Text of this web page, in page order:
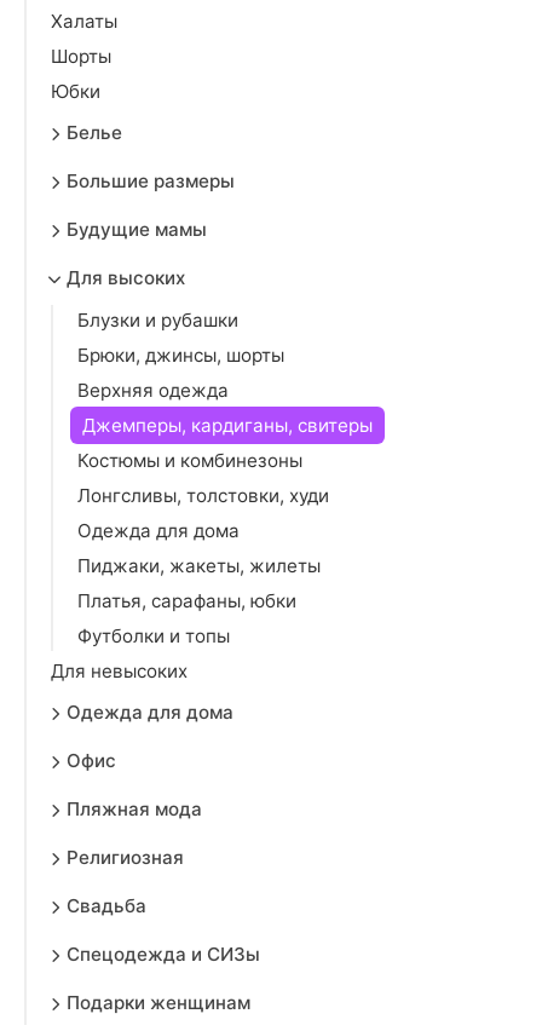
Халаты
Шорты
Юбки
Белье
Большие размеры
Будущие мамы
Для высоких
Блузки и рубашки
Брюки, джинсы, шорты
Верхняя одежда
Джемперы, кардиганы, свитеры
Костюмы и комбинезоны
Лонгсливы, толстовки, худи
Одежда для дома
Пиджаки, жакеты, жилеты
Платья, сарафаны, юбки
Футболки и топы
Для невысоких
Одежда для дома
Офис
Пляжная мода
Религиозная
Свадьба
Спецодежда и СИЗы
Подарки женщинам